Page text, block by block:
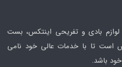
لوازم بادی و تفریحی اینتکس، بست
است تا با خدمات عالی خود نامی
باشد.